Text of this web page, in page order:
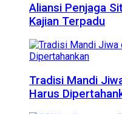
Aliansi Penjaga
Kajian Terpadu
Tradisi Mandi
Harus